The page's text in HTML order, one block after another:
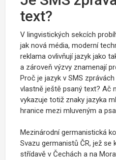
text?
V lingvistických sekcích
jak nová média, moderní
reklama ovlivňují jazyk jako
a zároveň výzvy znamenají
Proč je jazyk v SMS
vlastně ještě psaný text? Ač
vykazuje totiž znaky jazyka
hranice mezi mluveným a
Mezinárodní germanistická
Svazu germanistů ČR, jež se
střídavě v Čechách a na